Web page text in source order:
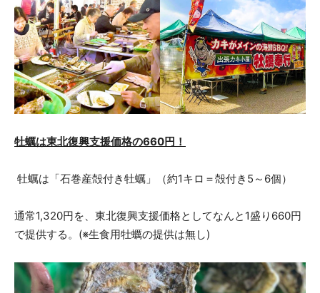
牡蠣は東北復興支援価格の660円！
牡蠣は「石巻産殻付き牡蠣」（約1キロ＝殻付き5～6個）
通常1,320円を、東北復興支援価格としてなんと1盛り660円
で提供する。(※生食用牡蠣の提供は無し)